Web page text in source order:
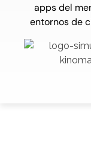
apps del
entornos de